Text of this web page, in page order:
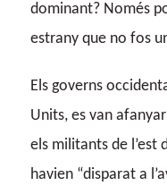
dominant? Només
estrany que no fos
Els governs
Units, es van
els militants de l’est
havien “disparat a